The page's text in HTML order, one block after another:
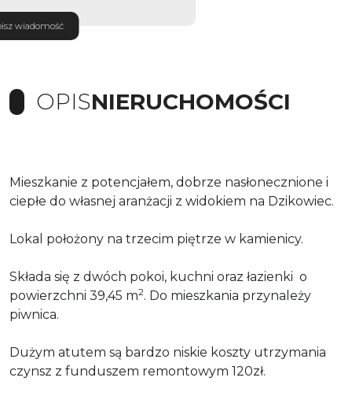
wiadomość
OPISNIERUCHOMOŚCI
Mieszkanie z potencjałem, dobrze nasłonecznione i
ciepłe do własnej aranżacji z widokiem na Dzikowiec.
Lokal położony na trzecim piętrze w kamienicy.
Składa się z dwóch pokoi, kuchni oraz łazienki o
powierzchni 39,45 m2. Do mieszkania przynależy
piwnica.
Dużym atutem są bardzo niskie koszty utrzymania
czynsz z funduszem remontowym 120zł.